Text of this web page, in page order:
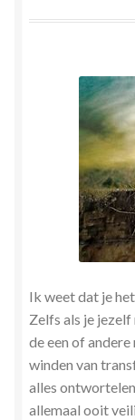
Mindfulness en
Narcisme
Nieuw boek
in woord en
Priesteressen
Privacybeleid
Stress en Burn-
Tarot
Ik weet dat je
Zelfs als je
de een of
winden van
alles
allemaal ooit